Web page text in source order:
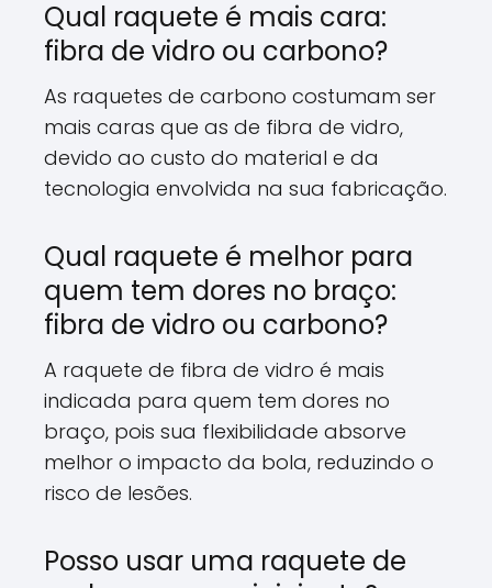
Qual raquete é mais cara:
fibra de vidro ou carbono?
As raquetes de carbono costumam ser
mais caras que as de fibra de vidro,
devido ao custo do material e da
tecnologia envolvida na sua fabricação.
Qual raquete é melhor para
quem tem dores no braço:
fibra de vidro ou carbono?
A raquete de fibra de vidro é mais
indicada para quem tem dores no
braço, pois sua flexibilidade absorve
melhor o impacto da bola, reduzindo o
risco de lesões.
Posso usar uma raquete de